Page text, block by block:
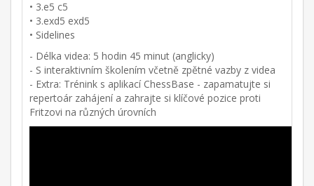
• 3.e5 c5
• 3.exd5 exd5
• Sidelines
- Délka videa: 5 hodin 45 minut (anglicky)
- S interaktivním školením včetně zpětné vazby z videa
- Extra: Trénink s aplikací ChessBase - zapamatujte si
repertoár zahájení a zahrajte si klíčové pozice proti
Fritzovi na různých úrovních